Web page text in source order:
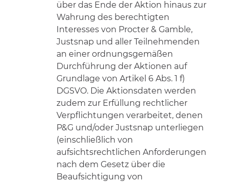
über das Ende der Aktion hinaus zur
Wahrung des berechtigten
Interesses von Procter & Gamble,
Justsnap und aller Teilnehmenden
an einer ordnungsgemäßen
Durchführung der Aktionen auf
Grundlage von Artikel 6 Abs. 1 f)
DGSVO. Die Aktionsdaten werden
zudem zur Erfüllung rechtlicher
Verpflichtungen verarbeitet, denen
P&G und/oder Justsnap unterliegen
(einschließlich von
aufsichtsrechtlichen Anforderungen
nach dem Gesetz über die
Beaufsichtigung von